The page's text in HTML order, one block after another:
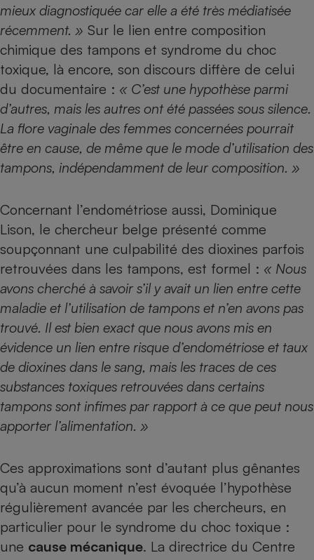
mieux diagnostiquée car elle a été très médiatisée
récemment. » Sur le lien entre composition
chimique des tampons et syndrome du choc
toxique, là encore, son discours diffère de celui
du documentaire : « C’est une hypothèse parmi
d’autres, mais les autres ont été passées sous silence.
La flore vaginale des femmes concernées pourrait
être en cause, de même que le mode d’utilisation des
tampons, indépendamment de leur composition. »
Concernant l’endométriose aussi, Dominique
Lison, le chercheur belge présenté comme
soupçonnant une culpabilité des dioxines parfois
retrouvées dans les tampons, est formel : « Nous
avons cherché à savoir s’il y avait un lien entre cette
maladie et l’utilisation de tampons et n’en avons pas
trouvé. Il est bien exact que nous avons mis en
évidence un lien entre risque d’endométriose et taux
de dioxines dans le sang, mais les traces de ces
substances toxiques retrouvées dans certains
tampons sont infimes par rapport à ce que peut nous
apporter l’alimentation. »
Ces approximations sont d’autant plus gênantes
qu’à aucun moment n’est évoquée l’hypothèse
régulièrement avancée par les chercheurs, en
particulier pour le syndrome du choc toxique :
une cause mécanique. La directrice du Centre